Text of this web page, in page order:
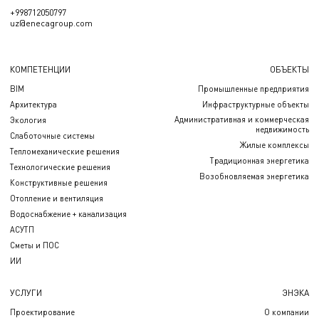
+998712050797
uz@enecagroup.com
КОМПЕТЕНЦИИ
BIM
Архитектура
Экология
Слаботочные системы
Тепломеханические решения
Технологические решения
Конструктивные решения
Отопление и вентиляция
Водоснабжение + канализация
АСУТП
Сметы и ПОС
ИИ
ОБЪЕКТЫ
Промышленные предприятия
Инфраструктурные объекты
Административная и коммерческая
недвижимость
Жилые комплексы
Традиционная энергетика
Возобновляемая энергетика
УСЛУГИ
Проектирование
ЭНЭКА
О компании